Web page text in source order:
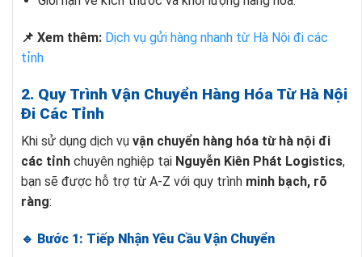
📌 Xem thêm: Dịch vụ gửi hàng nhanh từ Hà Nội đi các
tỉnh
2. Quy Trình Vận Chuyển Hàng Hóa Từ Hà Nội
Đi Các Tỉnh
Khi sử dụng dịch vụ vận chuyển hàng hóa từ hà nội đi
các tỉnh chuyên nghiệp tại Nguyễn Kiên Phát Logistics,
bạn sẽ được hỗ trợ từ A-Z với quy trình minh bạch, rõ
ràng:
🔹 Bước 1: Tiếp Nhận Yêu Cầu Vận Chuyển